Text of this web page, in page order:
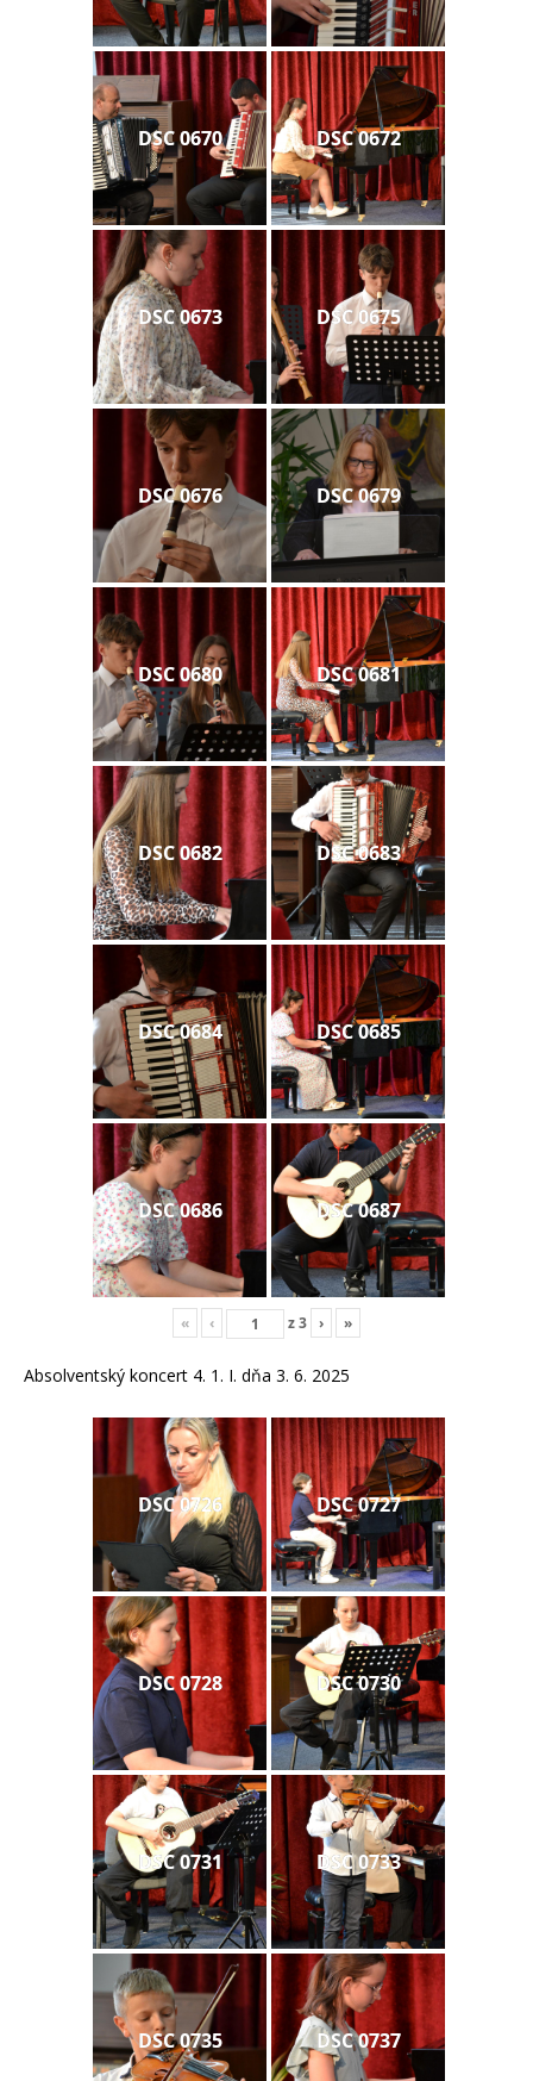
DSC 0670 DSC 0672
DSC 0673 DSC 0675
DSC 0676 DSC 0679
DSC 0680 DSC 0681
DSC 0682 DSC 0683
DSC 0684 DSC 0685
DSC 0686 DSC 0687
« ‹ z3 › »
Absolventský koncert 4. 1. I. dňa 3. 6. 2025
DSC 0726 DSC 0727
DSC 0728 DSC 0730
DSC 0731 DSC 0733
DSC 0735 DSC 0737